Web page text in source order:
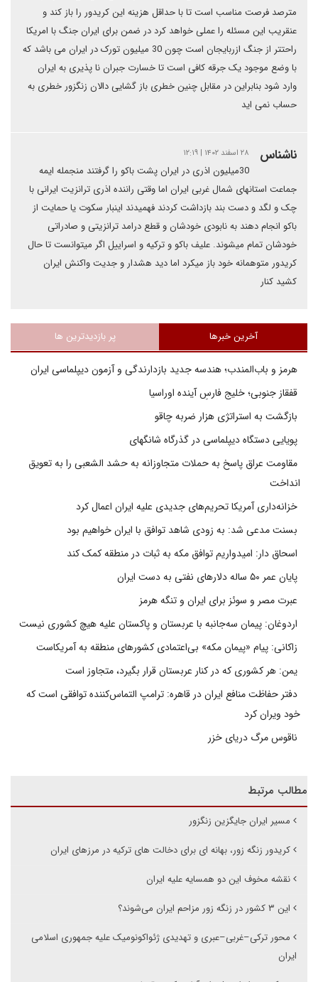
مترصد فرصت مناسب است تا با حداقل هزینه این کریدور را باز کند و
عنقریب این مسئله را عملی خواهد کرد در ضمن برای ایران جنگ با امریکا
راحتتر از جنگ ازربایجان است چون 30 میلیون تورک در ایران می باشد که
با وضع موجود یک جرقه کافی است تا خسارت جبران نا پذیری به ایران
وارد شود بنابراین در مقابل چنین خطری باز گشایی دالان زنگزور خطری به
حساب نمی اید
ناشناس ۲۸ اسفند ۱۴۰۲ | ۱۲:۱۹
30میلیون اذری در ایران پشت باکو را گرفتند منجمله ایمه
جماعت استانهای شمال غربی ایران اما وقتی راننده اذری ترانزیت ایرانی با
چک و لگد و دست بند بازداشت کردند فهمیدند اینبار سکوت یا حمایت از
باکو انجام دهند به نابودی خودشان و قطع درامد ترانزیتی و صادراتی
خودشان تمام میشوند. علیف باکو و ترکیه و اسراییل اگر میتوانست تا حال
کریدور متوهمانه خود باز میکرد اما دید هشدار و جدیت واکنش ایران
کشید کنار
آخرین خبرها پر بازدیدترین ها
هرمز و باب‌المندب؛ هندسه جدید بازدارندگی و آزمون دیپلماسی ایران
قفقاز جنوبی؛ خلیج فارسِ آینده اوراسیا
بازگشت به استراتژی هزار ضربه چاقو
پویایی دستگاه دیپلماسی در گذرگاه شانگهای
مقاومت عراق پاسخ به حملات متجاوزانه به حشد الشعبی را به تعویق
انداخت
خزانه‌داری آمریکا تحریم‌های جدیدی علیه ایران اعمال کرد
بسنت مدعی شد: به زودی شاهد توافق با ایران خواهیم بود
اسحاق دار: امیدواریم توافق مکه به ثبات در منطقه کمک کند
پایان عمر ۵۰ ساله دلارهای نفتی به دست ایران
عبرت مصر و سوئز برای ایران و تنگه هرمز
اردوغان: پیمان سه‌جانبه با عربستان و پاکستان علیه هیچ کشوری نیست
زاکانی: پیام «پیمان مکه» بی‌اعتمادی کشورهای منطقه به آمریکاست
یمن: هر کشوری که در کنار عربستان قرار بگیرد، متجاوز است
دفتر حفاظت منافع ایران در قاهره: ترامپ التماس‌کننده توافقی است که
خود ویران کرد
ناقوس مرگ دریای خزر
مطالب مرتبط
مسیر ایران جایگزین زنگزور
کریدور زنگه زور، بهانه ای برای دخالت های ترکیه در مرزهای ایران
نقشه مخوف این دو همسایه علیه ایران
این ۳ کشور در زنگه زور مزاحم ایران می‌شوند؟
محور ترکی–غربی–عبری و تهدیدی ژئواکونومیک علیه جمهوری اسلامی
ایران